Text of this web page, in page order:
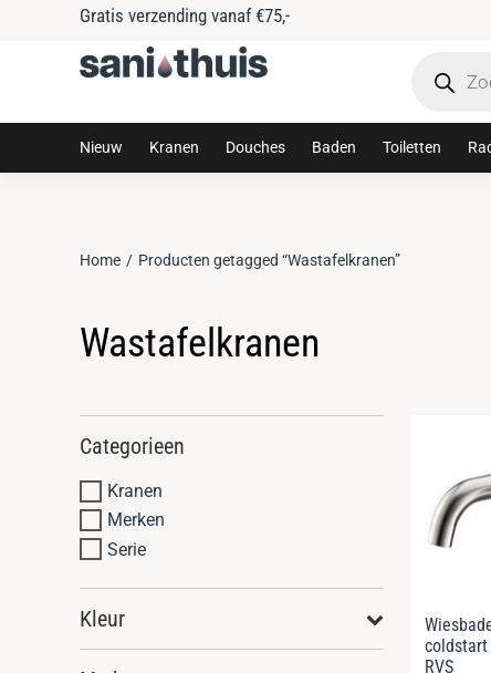
Gratis verzending vanaf €75,-
Nieuw Kranen Douches Baden Toiletten
Je bent hier:
Home Producten getagged “Wastafelkranen”
Wastafelkranen
Categorieen
Kranen
Merken
Serie
Kleur
coldstart
RVS